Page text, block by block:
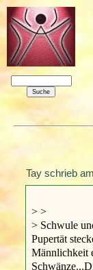
Tay schrieb am
> >
> Schwule
Pupertät
Männlichkeit